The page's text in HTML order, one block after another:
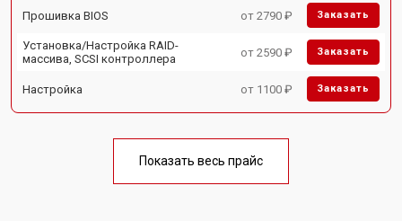
Прошивка BIOS от 2790 ₽ Заказать
Установка/Настройка RAID-
массива, SCSI контроллера
от 2590 ₽ Заказать
Настройка от 1100 ₽ Заказать
Показать весь прайс